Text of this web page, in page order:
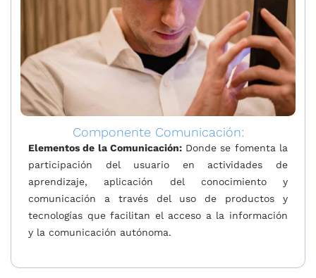
Componente Comunicación:
Elementos de la Comunicación:Donde se fomenta la
participación del usuario en actividades de
aprendizaje, aplicación del conocimiento y
comunicación a través del uso de productos y
tecnologías que facilitan el acceso a la información
y la comunicación autónoma.